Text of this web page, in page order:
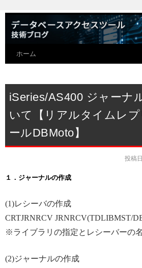
ホーム
iSeries/AS400 ジャーナ
いて【リアルタイムレ
ールDBMoto】
投稿
１．ジャーナルの作成
(1)レシーバの作成
CRTJRNRCV JRNRCV(TDLIBMST/
※ライブラリの指定とレシーバーの
(2)ジャーナルの作成